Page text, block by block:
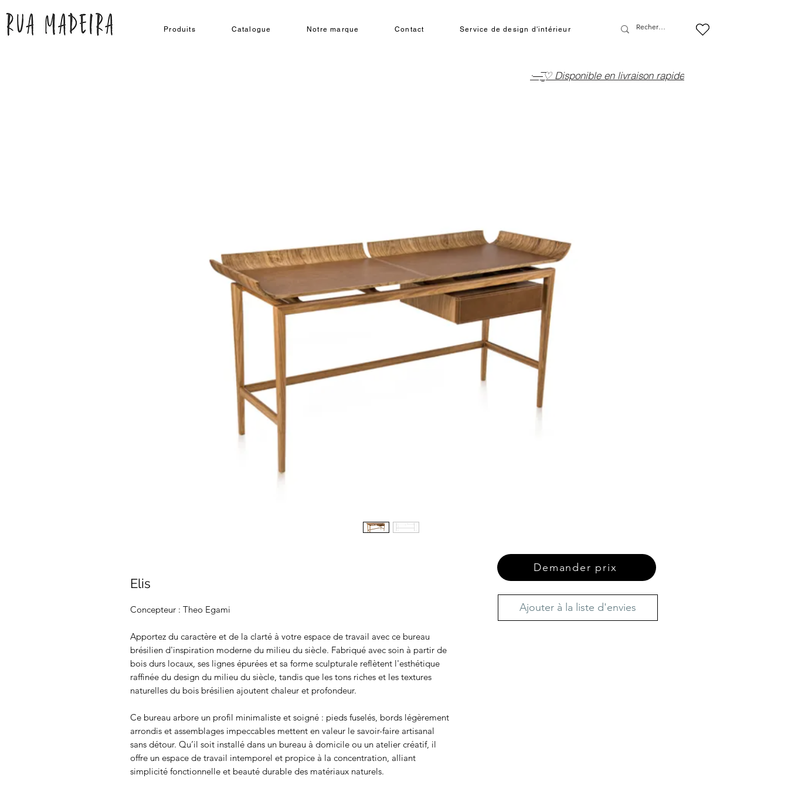
Produits Catalogue Notre marque Contact Service de design d'intérieur
·—̳͟͞͞♡ Disponible en livraison rapide
Elis
Concepteur : Theo Egami
Apportez du caractère et de la clarté à votre espace de travail avec ce bureau
brésilien d'inspiration moderne du milieu du siècle. Fabriqué avec soin à partir de
bois durs locaux, ses lignes épurées et sa forme sculpturale reflètent l'esthétique
raffinée du design du milieu du siècle, tandis que les tons riches et les textures
naturelles du bois brésilien ajoutent chaleur et profondeur.
Ce bureau arbore un profil minimaliste et soigné : pieds fuselés, bords légèrement
arrondis et assemblages impeccables mettent en valeur le savoir-faire artisanal
sans détour. Qu’il soit installé dans un bureau à domicile ou un atelier créatif, il
offre un espace de travail intemporel et propice à la concentration, alliant
simplicité fonctionnelle et beauté durable des matériaux naturels.
Ajouter à la liste d'envies
Demander prix